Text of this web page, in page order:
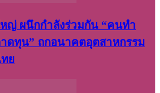
ญ่ ผนึกกำลังร่วมกัน “คนทำ
ดทุน” ถกอนาคตอุตสาหกรรม
ย